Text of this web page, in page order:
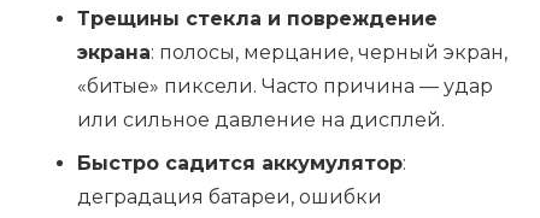
Трещины стекла и повреждение
экрана: полосы, мерцание, черный экран,
«битые» пиксели. Часто причина — удар
или сильное давление на дисплей.
Быстро садится аккумулятор:
деградация батареи, ошибки